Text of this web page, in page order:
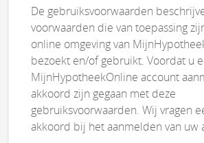
De gebruiksvoorwaarden
voorwaarden die van toepassing
online omgeving van
bezoekt en/of gebruikt. Voordat u
MijnHypotheekOnline account
akkoord zijn gegaan met deze
gebruiksvoorwaarden. Wij vragen
akkoord bij het aanmelden van uw